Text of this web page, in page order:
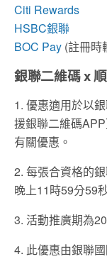
Citi Rewards
HSBC銀聯
BOC Pay (註冊時
銀聯二維碼 x
1. 優惠適用於以
援銀聯二維碼
有關優惠。
2. 每張合資格的
晚上11時59分59
3. 活動推廣期為
4. 此優惠由銀聯